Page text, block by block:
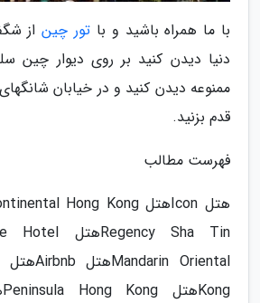
با ما همراه باشید و با تور چیناز
دنیا دیدن کنید بر روی دیوار چین
ممنوعه دیدن کنید و در خیابان
قدم بزنید.
فهرست مطالب